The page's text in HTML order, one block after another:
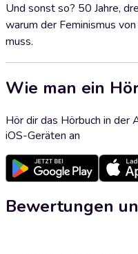
Und sonst so? 50 Jahre,
warum der Feminismus
muss.
Wie man ein
Hör dir das Hörbuch in
iOS-Geräten an
Bewertungen